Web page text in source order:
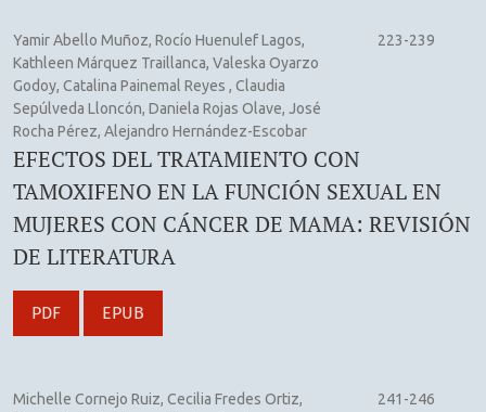
Yamir Abello Muñoz, Rocío Huenulef Lagos,
Kathleen Márquez Traillanca, Valeska Oyarzo
Godoy, Catalina Painemal Reyes , Claudia
Sepúlveda Lloncón, Daniela Rojas Olave, José
Rocha Pérez, Alejandro Hernández-Escobar
223-239
EFECTOS DEL TRATAMIENTO CON
TAMOXIFENO EN LA FUNCIÓN SEXUAL EN
MUJERES CON CÁNCER DE MAMA: REVISIÓN
DE LITERATURA
PDF EPUB
Michelle Cornejo Ruiz, Cecilia Fredes Ortiz,
241-246